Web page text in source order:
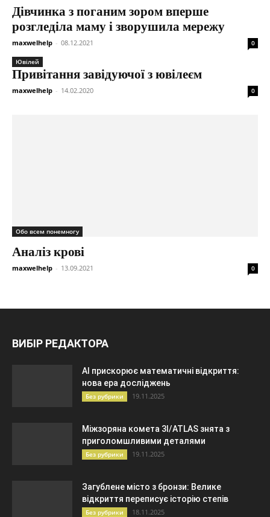
Дівчинка з поганим зором вперше
розгледіла маму і зворушила мережу
maxwelhelp - 08.12.2021 0
Ювілей
Привітання завідуючої з ювілеєм
maxwelhelp - 14.02.2020 0
Обо всем понемногу
Аналіз крові
maxwelhelp - 13.09.2021 0
ВИБІР РЕДАКТОРА
AI прискорює математичні відкриття:
нова ера досліджень
Без рубрики 19.11.2025
Міжзоряна комета 3I/ATLAS знята з
приголомшливими деталями
Без рубрики 19.11.2025
Загублене місто з бронзи: Велике
відкриття переписує історію степів
Без рубрики 18.11.2025